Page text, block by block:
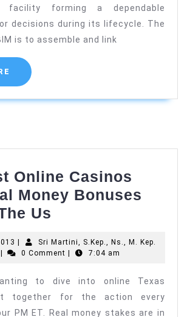
On
Cellular
(
forming a dependable
decisions during its lifecycle. The
is to assemble and link
READ
MORE
Online Casinos
Money Bonuses
Us
Casinos
Real
Money
Juni
14,
Sri Martini, S.Kep., Ns., M. Kep.
Sri
Ns.,
0 Comment 7:04 am
to dive into online Texas
together for the action every
PM ET. Real money stakes are in